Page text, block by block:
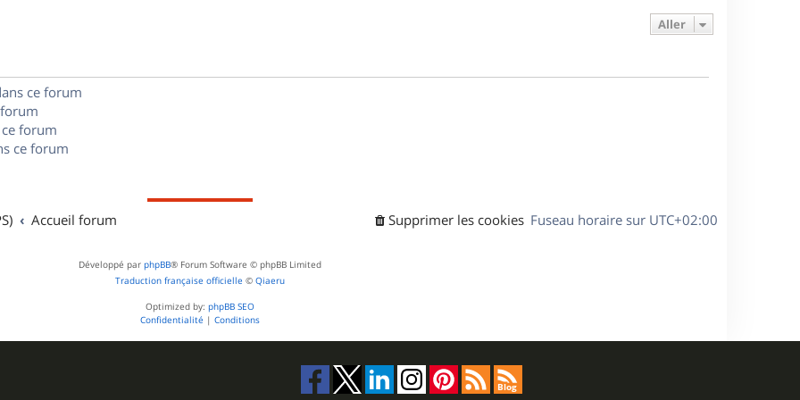
g
s
Aller
ce forum
forum
ce forum
Accueil forum Fuseau horaire sur UTC+02:00
Supprimer les cookies
Développé par phpBB® Forum Software © phpBB Limited
Traduction française officielle © Qiaeru
Optimized by: phpBB SEO
Confidentialité | Conditions